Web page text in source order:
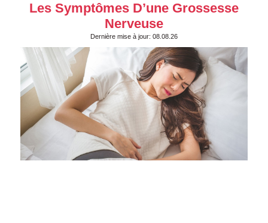
Les Symptômes D’une Grossesse
Nerveuse
Dernière mise à jour: 08.08.26